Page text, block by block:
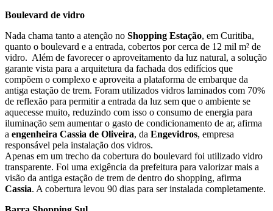
Boulevard de vidro
Nada chama tanto a atenção no Shopping Estação, em Curitiba,
quanto o boulevard e a entrada, cobertos por cerca de 12 mil m² de
vidro. Além de favorecer o aproveitamento da luz natural, a solução
garante vista para a arquitetura da fachada dos edifícios que
compõem o complexo e aproveita a plataforma de embarque da
antiga estação de trem. Foram utilizados vidros laminados com 70%
de reflexão para permitir a entrada da luz sem que o ambiente se
aquecesse muito, reduzindo com isso o consumo de energia para
iluminação sem aumentar o gasto de condicionamento de ar, afirma
a engenheira Cassia de Oliveira, da Engevidros, empresa
responsável pela instalação dos vidros.
Apenas em um trecho da cobertura do boulevard foi utilizado vidro
transparente. Foi uma exigência da prefeitura para valorizar mais a
visão da antiga estação de trem de dentro do shopping, afirma
Cassia. A cobertura levou 90 dias para ser instalada completamente.